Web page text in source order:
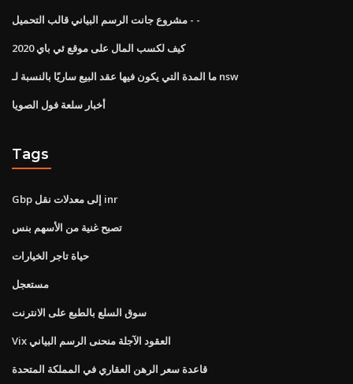
مشروع جانت الرسم البياني قالب التحميل - -
كيف لكسب المال على موقع ئي باي 2020
ما المدة التي يكون فيها عقد البيع ساريًا بالنسبة لـ nsw
أخبار سلعة فول الصويا
Tags
Gbp إلى معدلات نقل inr
تصبح غنية من الأسهم بنس
حياة تاجر الخيارات
مستعجل
سوق السلع بالطبع على الانترنت
Vix العقود الآجلة منحنى الرسم البياني
قاعدة سعر الرهن العقاري في المملكة المتحدة